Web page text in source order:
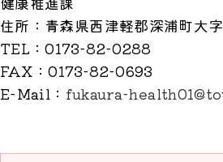
住所 ：青森県西津軽郡深浦町大
TEL ：0173-82-0288
FAX ：0173-82-0693
E-Mail ： fukaura-